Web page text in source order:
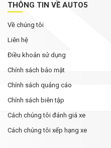
THÔNG TIN VỀ AUTO5
Về chúng tôi
Liên hệ
Điều khoản sử dụng
Chính sách bảo mật
Chính sách quảng cáo
Chính sách biên tập
Cách chúng tôi đánh giá xe
Cách chúng tôi xếp hạng xe